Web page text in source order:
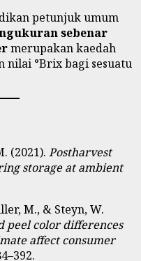
petunjuk umum
sebenar
merupakan kaedah
°Brix bagi sesuatu
(2021). Postharvest
storage at ambient
M., & Steyn, W.
peel color differences
affect consumer